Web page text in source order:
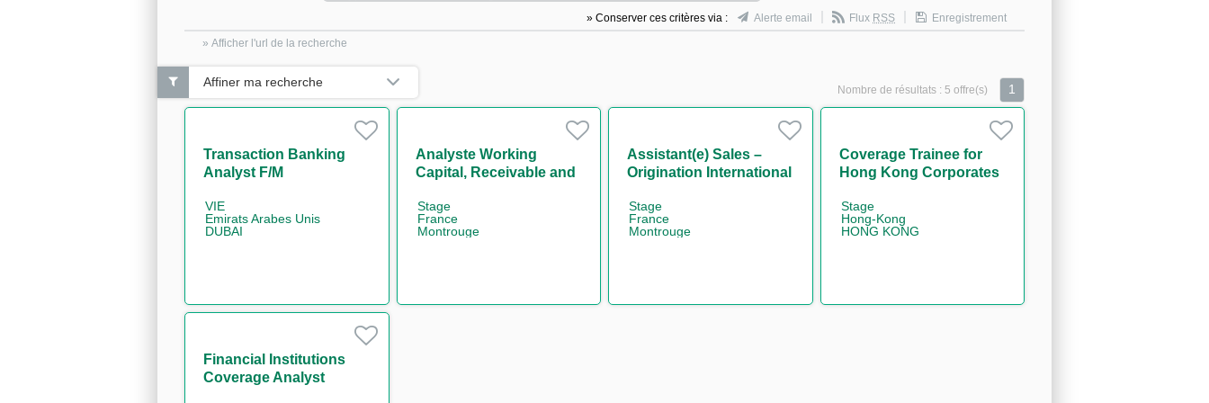
» Conserver ces critères via : Alerte email Flux RSS
Enregistrement
» Afficher l'url de la recherche
Nombre de résultats : 5 offre(s) 1
Transaction Banking
Analyst F/M
VIE
Emirats Arabes Unis
DUBAI
Analyste Working
Capital, Receivable and
H/F
Stage
France
Montrouge
Assistant(e) Sales –
Origination International
Banking - Large French
Clients H/F
Stage
France
Montrouge
Coverage Trainee for
Hong Kong Corporates
Stage
Hong-Kong
HONG KONG
Financial Institutions
Coverage Analyst
Affiner ma recherche